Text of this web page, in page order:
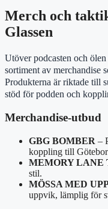
Merch och
Glassen
Utöver podcasten och
sortiment av merchandise
Produkterna är riktade till
stöd för podden och
Merchandise-utbud
GBG BOMBER –
koppling till
MEMORY LANE
stil.
MÖSSA MED
uppvik, lämplig för